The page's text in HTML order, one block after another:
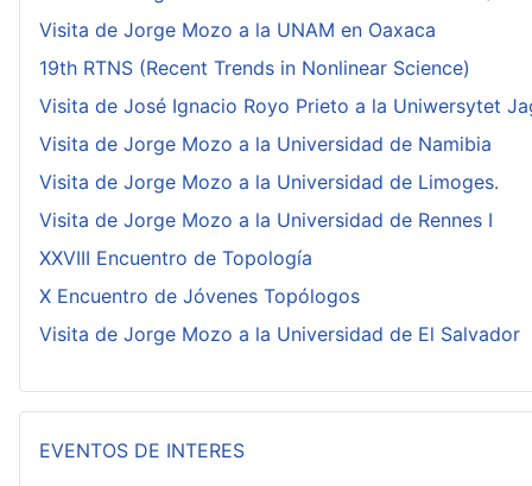
Visita de Jorge Mozo a la UNAM en Oaxaca
19th RTNS (Recent Trends in Nonlinear Science)
Visita de José Ignacio Royo Prieto a la Uniwersytet
Visita de Jorge Mozo a la Universidad de Namibia
Visita de Jorge Mozo a la Universidad de Limoges.
Visita de Jorge Mozo a la Universidad de Rennes I
XXVIII Encuentro de Topología
X Encuentro de Jóvenes Topólogos
Visita de Jorge Mozo a la Universidad de El Salvador
EVENTOS DE INTERES